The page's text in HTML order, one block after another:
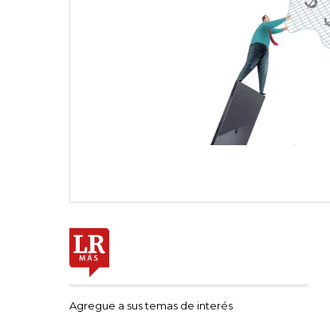
Agregue a sus temas de interés